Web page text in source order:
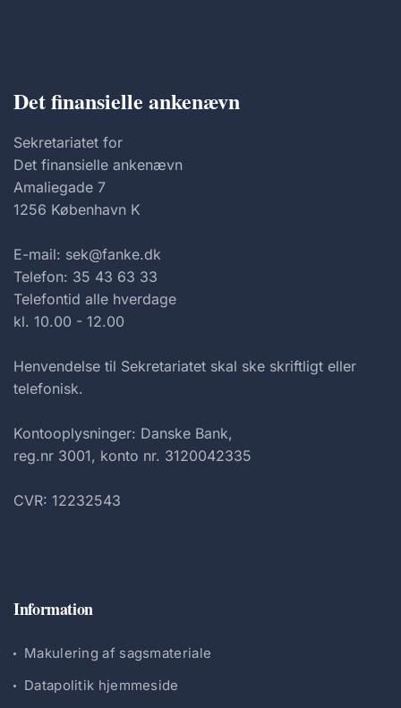
Det finansielle ankenævn
Sekretariatet for
Det finansielle ankenævn
Amaliegade 7
1256 København K
E-mail: sek@fanke.dk
Telefon: 35 43 63 33
Telefontid alle hverdage
kl. 10.00 - 12.00
Henvendelse til Sekretariatet skal ske skriftligt eller
telefonisk.
Kontooplysninger: Danske Bank,
reg.nr 3001, konto nr. 3120042335
CVR: 12232543
Information
Makulering af sagsmateriale
Datapolitik hjemmeside